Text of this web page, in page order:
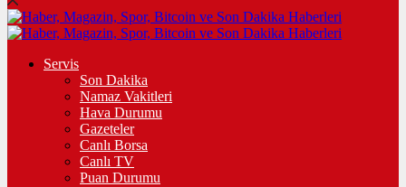
Servis
Son Dakika
Namaz Vakitleri
Hava Durumu
Gazeteler
Canlı Borsa
Canlı TV
Puan Durumu